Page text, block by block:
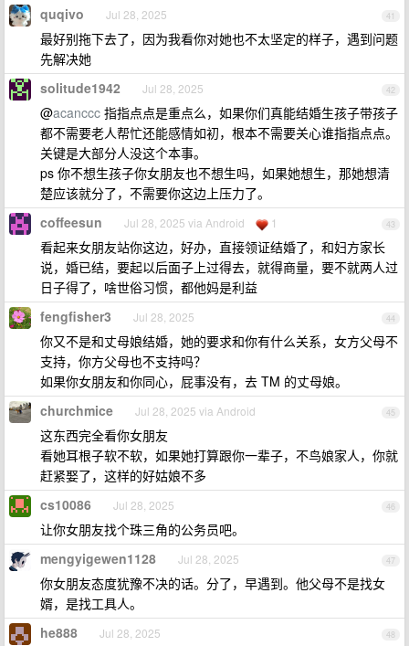
41
quqivo Jul 28, 2025
最好别拖下去了，因为我看你对她也不太坚定的样子，遇到问题
先解决她
42
solitude1942 Jul 28, 2025
@acanccc 指指点点是重点么，如果你们真能结婚生孩子带孩子
都不需要老人帮忙还能感情如初，根本不需要关心谁指指点点。
关键是大部分人没这个本事。
ps 你不想生孩子你女朋友也不想生吗，如果她想生，那她想清
楚应该就分了，不需要你这边上压力了。
43
coffeesun Jul 28, 2025 via Android 1
看起来女朋友站你这边，好办，直接领证结婚了，和妇方家长
说，婚已结，要起以后面子上过得去，就得商量，要不就两人过
日子得了，啥世俗习惯，都他妈是利益
44
fengfisher3 Jul 28, 2025
你又不是和丈母娘结婚，她的要求和你有什么关系，女方父母不
支持，你方父母也不支持吗？
如果你女朋友和你同心，屁事没有，去 TM 的丈母娘。
45
churchmice Jul 28, 2025 via Android
这东西完全看你女朋友
看她耳根子软不软，如果她打算跟你一辈子，不鸟娘家人，你就
赶紧娶了，这样的好姑娘不多
46
cs10086 Jul 28, 2025
让你女朋友找个珠三角的公务员吧。
47
mengyigewen1128 Jul 28, 2025
你女朋友态度犹豫不决的话。分了，早遇到。他父母不是找女
婿，是找工具人。
48
he888 Jul 28, 2025